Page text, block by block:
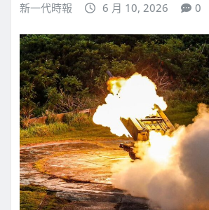
新一代時報 6 月 10, 2026 0